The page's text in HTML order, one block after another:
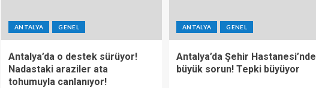
ANTALYA GENEL
Antalya’da o destek sürüyor!
Nadastaki araziler ata
tohumuyla canlanıyor!
ANTALYA GENEL
Antalya’da Şehir Hastanesi’nde
büyük sorun! Tepki büyüyor